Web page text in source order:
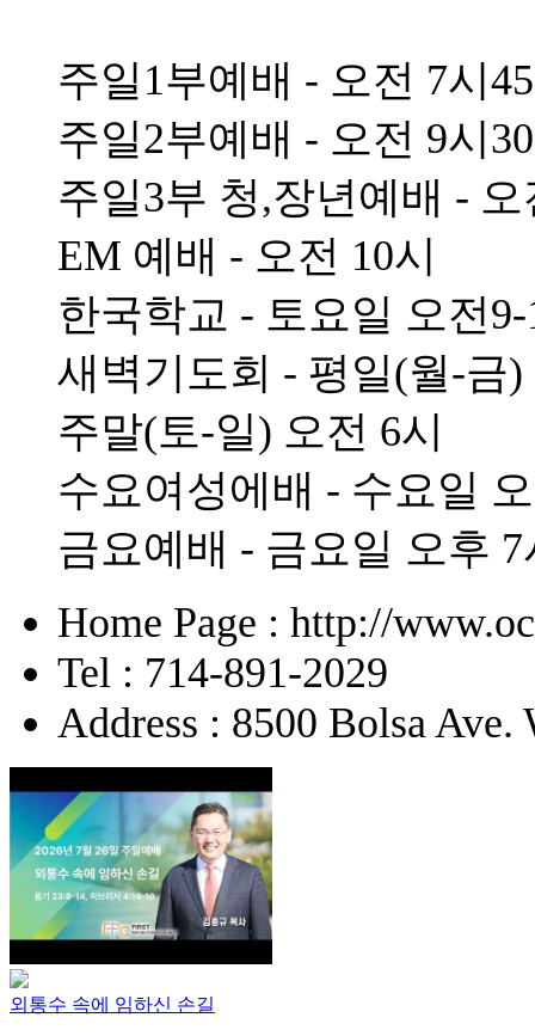
주일1부예배 - 오전 7시
주일2부예배 - 오전 9시
주일3부 청,장년예배 - 오
EM 예배 - 오전 10시
한국학교 - 토요일 오전9-
새벽기도회 - 평일(월-금)
주말(토-일) 오전 6시
수요여성에배 - 수요일
금요예배 - 금요일 오후 7
Home Page : http://
Tel : 714-891-2029
Address : 8500 Bolsa Ave.
외통수 속에 임하신 손길